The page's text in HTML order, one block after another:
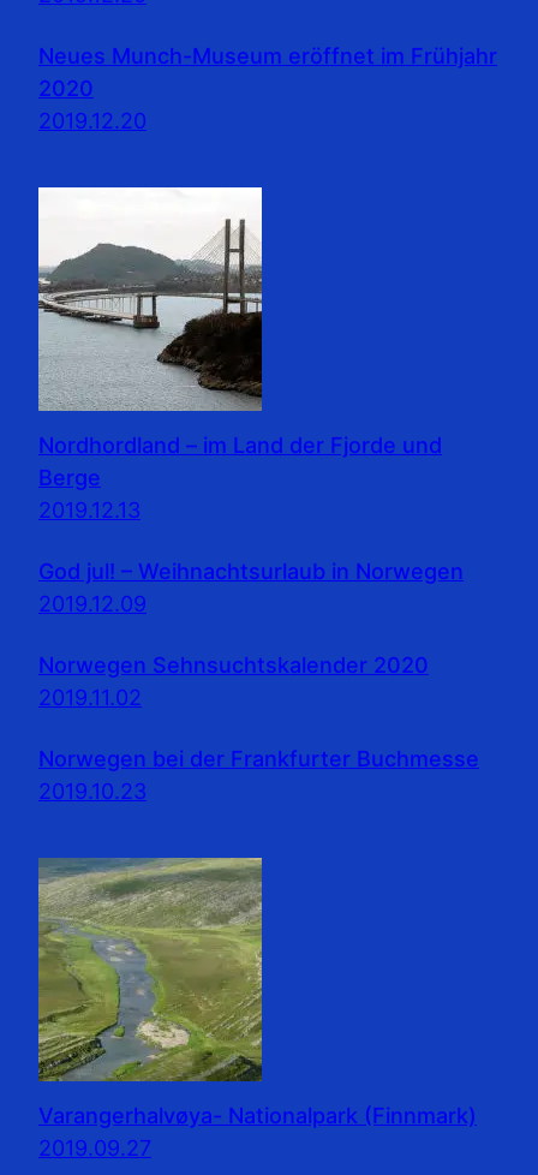
Neues Munch-Museum eröffnet im Frühjahr
2020
2019.12.20
Nordhordland – im Land der Fjorde und
Berge
2019.12.13
God jul! – Weihnachtsurlaub in Norwegen
2019.12.09
Norwegen Sehnsuchtskalender 2020
2019.11.02
Norwegen bei der Frankfurter Buchmesse
2019.10.23
Varangerhalvøya- Nationalpark (Finnmark)
2019.09.27